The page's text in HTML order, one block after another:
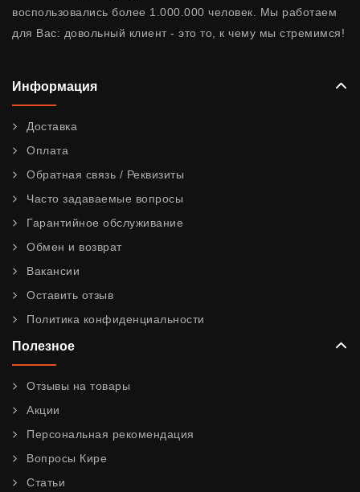
воспользовались более 1.000.000 человек. Мы работаем
для Вас: довольный клиент - это то, к чему мы стремимся!
Информация
Доставка
Оплата
Обратная связь / Реквизиты
Часто задаваемые вопросы
Гарантийное обслуживание
Обмен и возврат
Вакансии
Оставить отзыв
Политика конфиденциальности
Полезное
Отзывы на товары
Акции
Персональная рекомендация
Вопросы Кире
Статьи